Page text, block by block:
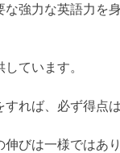
な強力な英語力を
ています。
れば、必ず得点
びは一様ではあ